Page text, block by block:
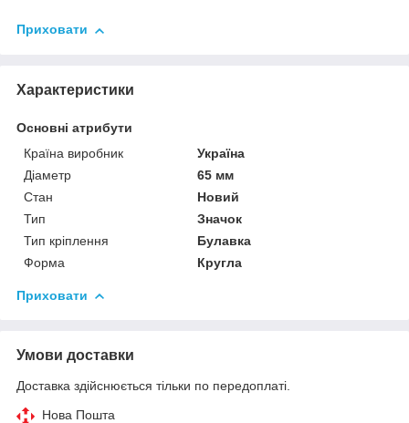
Приховати
Характеристики
Основні атрибути
Країна виробник
Україна
Діаметр
65 мм
Стан
Новий
Тип
Значок
Тип кріплення
Булавка
Форма
Кругла
Приховати
Умови доставки
Доставка здійснюється тільки по передоплаті.
Нова Пошта